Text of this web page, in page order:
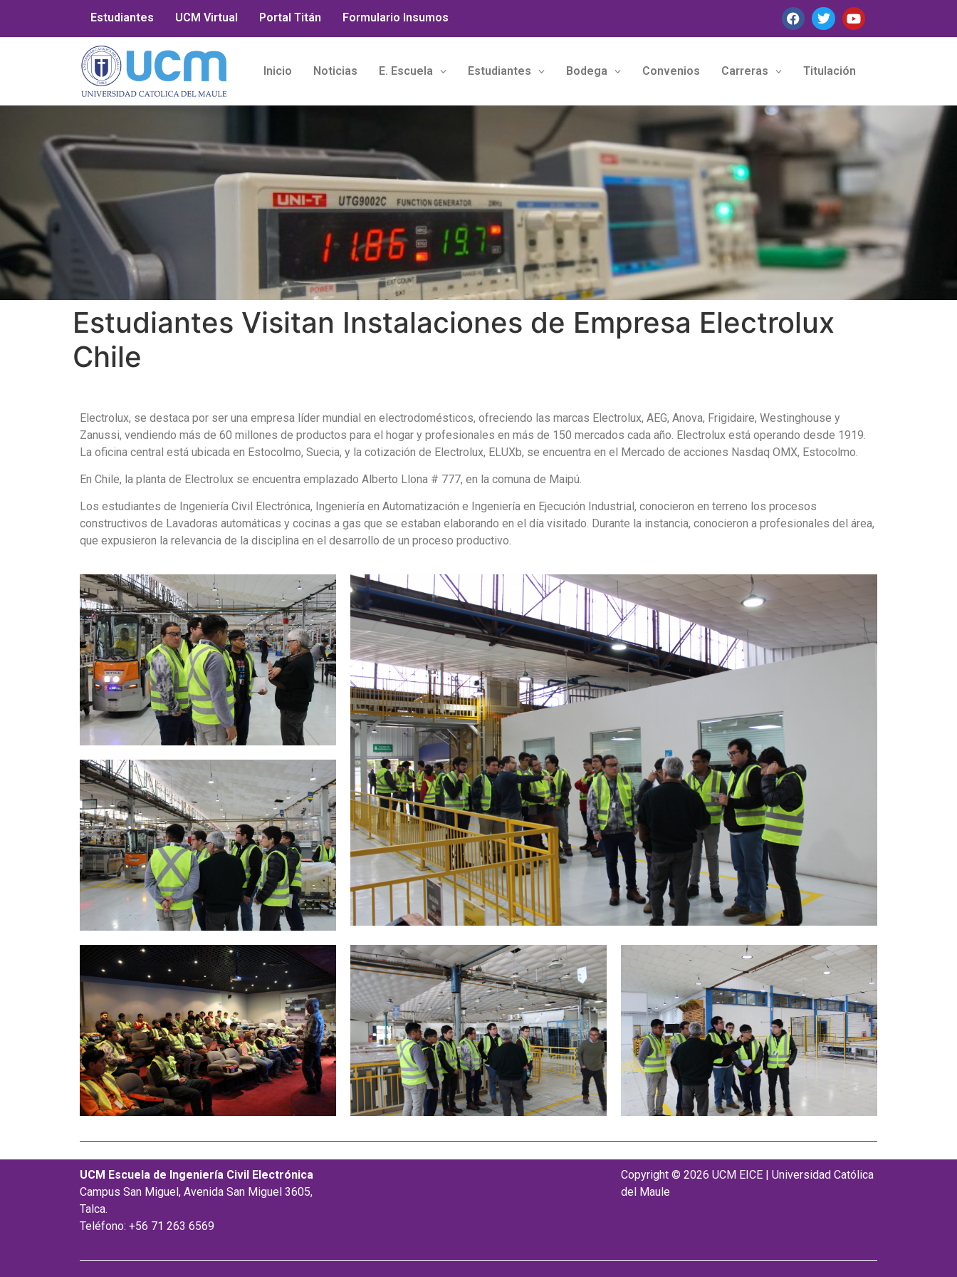
Estudiantes UCM Virtual Portal Titán Formulario Insumos
Inicio Noticias E. Escuela Estudiantes Bodega Convenios Carreras Titulación
Estudiantes Visitan Instalaciones de Empresa Electrolux
Chile
Electrolux, se destaca por ser una empresa líder mundial en electrodomésticos, ofreciendo las marcas Electrolux, AEG, Anova, Frigidaire, Westinghouse y
Zanussi, vendiendo más de 60 millones de productos para el hogar y profesionales en más de 150 mercados cada año. Electrolux está operando desde 1919.
La oficina central está ubicada en Estocolmo, Suecia, y la cotización de Electrolux, ELUXb, se encuentra en el Mercado de acciones Nasdaq OMX, Estocolmo.
En Chile, la planta de Electrolux se encuentra emplazado Alberto Llona # 777, en la comuna de Maipú.
Los estudiantes de Ingeniería Civil Electrónica, Ingeniería en Automatización e Ingeniería en Ejecución Industrial, conocieron en terreno los procesos
constructivos de Lavadoras automáticas y cocinas a gas que se estaban elaborando en el día visitado. Durante la instancia, conocieron a profesionales del área,
que expusieron la relevancia de la disciplina en el desarrollo de un proceso productivo.
UCM Escuela de Ingeniería Civil Electrónica
Campus San Miguel, Avenida San Miguel 3605,
Talca.
Teléfono: +56 71 263 6569
Copyright © 2026 UCM EICE | Universidad Católica
del Maule